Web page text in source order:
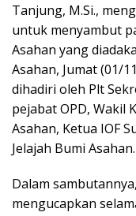
Tanjung, M.Si.,
untuk menyambut
Asahan yang
Asahan, Jumat (01/
dihadiri oleh Plt
pejabat OPD, Wakil
Asahan, Ketua IOF
Jelajah Bumi Asahan.
Dalam
mengucapkan